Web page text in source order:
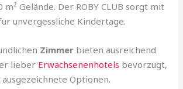
m² Gelände. Der ROBY CLUB sorgt mit
unvergessliche Kindertage.
Zimmer bieten ausreichend
lieber Erwachsenenhotels bevorzugt,
Optionen.